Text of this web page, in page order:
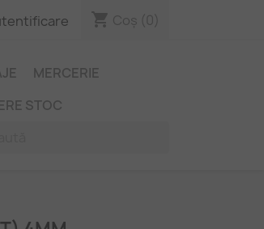
shopping_cart Coș (0)
MERCERIE
STOC